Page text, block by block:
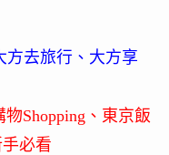
方去旅行、大方享
Shopping、東京飯
必看